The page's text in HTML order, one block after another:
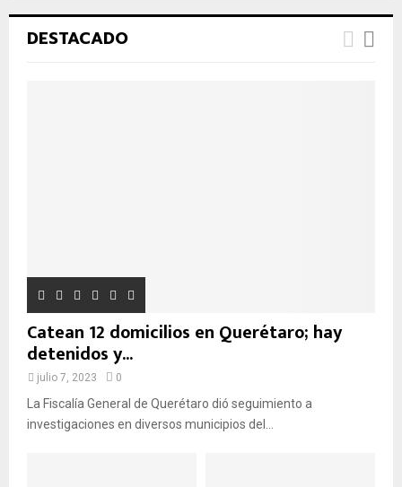
e
DESTACADO
Catean 12 domicilios en Querétaro; hay
detenidos y...
julio 7, 2023 0
La Fiscalía General de Querétaro dió seguimiento a
investigaciones en diversos municipios del...